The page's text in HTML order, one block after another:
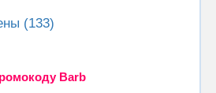
(133)
Barb